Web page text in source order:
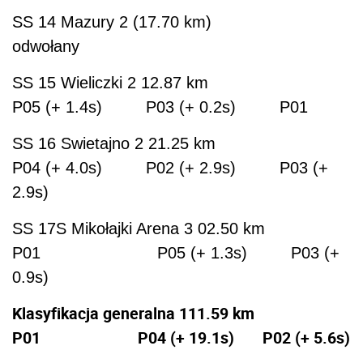
SS 14 Mazury 2 (17.70 km)
odwołany
SS 15 Wieliczki 2 12.87 km
P05 (+ 1.4s) P03 (+ 0.2s) P01
SS 16 Swietajno 2 21.25 km
P04 (+ 4.0s) P02 (+ 2.9s) P03 (+
2.9s)
SS 17S Mikołajki Arena 3 02.50 km
P01 P05 (+ 1.3s) P03 (+
0.9s)
Klasyfikacja generalna 111.59 km
P01 P04 (+ 19.1s) P02 (+ 5.6s)